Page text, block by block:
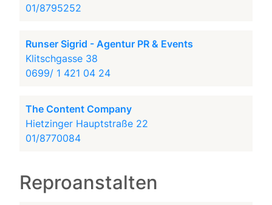
01/8795252
Runser Sigrid - Agentur PR & Events
Klitschgasse 38
0699/ 1 421 04 24
The Content Company
Hietzinger Hauptstraße 22
01/8770084
Reproanstalten